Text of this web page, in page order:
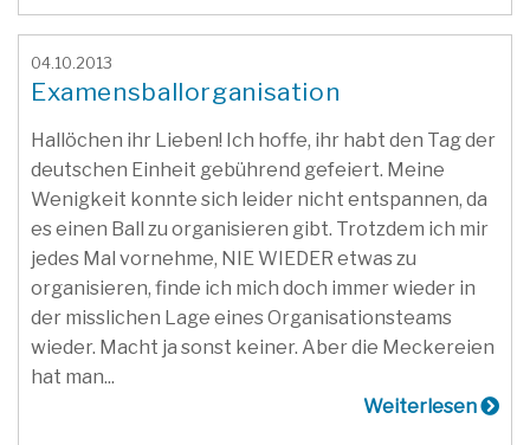
04.10.2013
Examensballorganisation
Hallöchen ihr Lieben! Ich hoffe, ihr habt den Tag der
deutschen Einheit gebührend gefeiert. Meine
Wenigkeit konnte sich leider nicht entspannen, da
es einen Ball zu organisieren gibt. Trotzdem ich mir
jedes Mal vornehme, NIE WIEDER etwas zu
organisieren, finde ich mich doch immer wieder in
der misslichen Lage eines Organisationsteams
wieder. Macht ja sonst keiner. Aber die Meckereien
hat man...
Weiterlesen